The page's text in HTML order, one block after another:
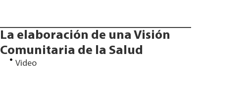
La elaboración de una Visión
Comunitaria de la Salud
Video